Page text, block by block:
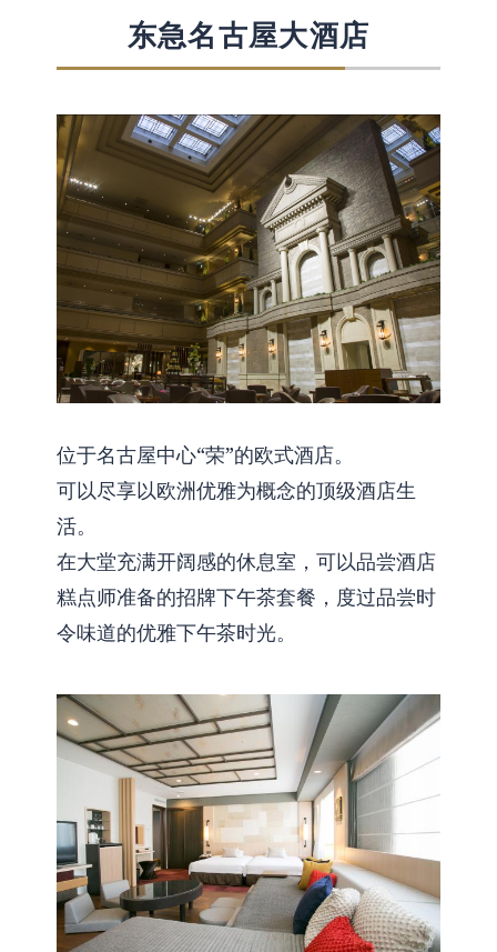
东急名古屋大酒店
位于名古屋中心“荣”的欧式酒店。
可以尽享以欧洲优雅为概念的顶级酒店生
活。
在大堂充满开阔感的休息室，可以品尝酒店
糕点师准备的招牌下午茶套餐，度过品尝时
令味道的优雅下午茶时光。